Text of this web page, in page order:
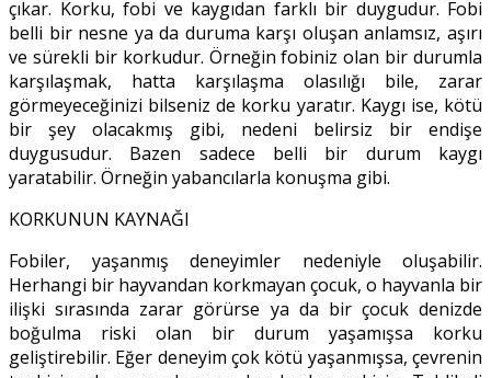
çıkar. Korku, fobi ve kaygıdan farklı bir duygudur. Fobi
belli bir nesne ya da duruma karşı oluşan anlamsız, aşırı
ve sürekli bir korkudur. Örneğin fobiniz olan bir durumla
karşılaşmak, hatta karşılaşma olasılığı bile, zarar
görmeyeceğinizi bilseniz de korku yaratır. Kaygı ise, kötü
bir şey olacakmış gibi, nedeni belirsiz bir endişe
duygusudur. Bazen sadece belli bir durum kaygı
yaratabilir. Örneğin yabancılarla konuşma gibi.
KORKUNUN KAYNAĞI
Fobiler, yaşanmış deneyimler nedeniyle oluşabilir.
Herhangi bir hayvandan korkmayan çocuk, o hayvanla bir
ilişki sırasında zarar görürse ya da bir çocuk denizde
boğulma riski olan bir durum yaşamışsa korku
geliştirebilir. Eğer deneyim çok kötü yaşanmışsa, çevrenin